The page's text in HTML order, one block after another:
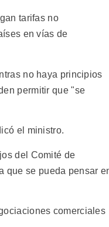
tarifas no
en vías de
no haya principios
permitir que "se
el ministro.
del Comité de
que se pueda pensar
comerciales